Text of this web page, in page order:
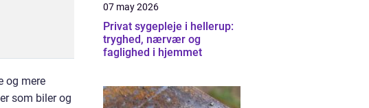
og mere
som biler og
07 may 2026
Privat sygepleje i hellerup:
tryghed, nærvær og
faglighed i hjemmet